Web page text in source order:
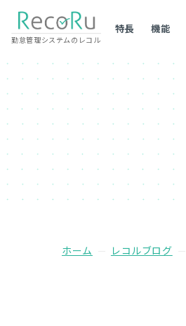
勤怠管理システムのレコル
特長 機能
ホーム レコルブログ